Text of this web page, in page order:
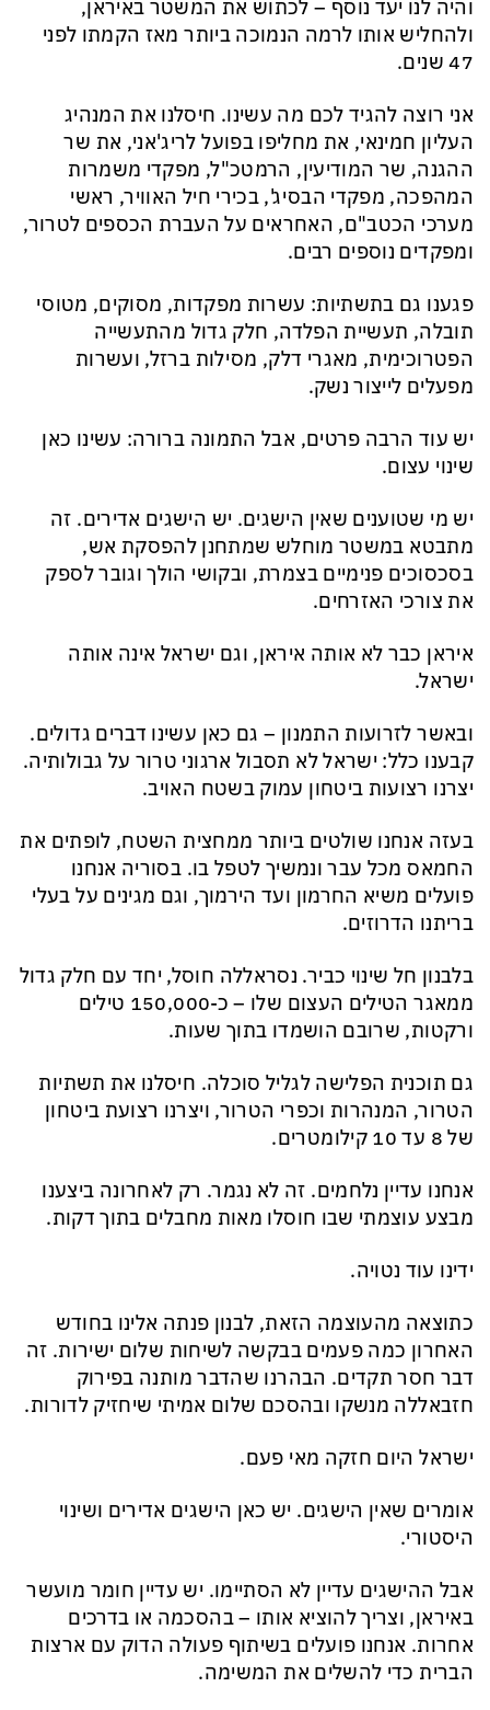
והיה לנו יעד נוסף – לכתוש את המשטר באיראן,
ולהחליש אותו לרמה הנמוכה ביותר מאז הקמתו לפני
47 שנים.
אני רוצה להגיד לכם מה עשינו. חיסלנו את המנהיג
העליון חמינאי, את מחליפו בפועל לריג'אני, את שר
ההגנה, שר המודיעין, הרמטכ"ל, מפקדי משמרות
המהפכה, מפקדי הבסיג', בכירי חיל האוויר, ראשי
מערכי הכטב"ם, האחראים על העברת הכספים לטרור,
ומפקדים נוספים רבים.
פגענו גם בתשתיות: עשרות מפקדות, מסוקים, מטוסי
תובלה, תעשיית הפלדה, חלק גדול מהתעשייה
הפטרוכימית, מאגרי דלק, מסילות ברזל, ועשרות
מפעלים לייצור נשק.
יש עוד הרבה פרטים, אבל התמונה ברורה: עשינו כאן
שינוי עצום.
יש מי שטוענים שאין הישגים. יש הישגים אדירים. זה
מתבטא במשטר מוחלש שמתחנן להפסקת אש,
בסכסוכים פנימיים בצמרת, ובקושי הולך וגובר לספק
את צורכי האזרחים.
איראן כבר לא אותה איראן, וגם ישראל אינה אותה
ישראל.
ובאשר לזרועות התמנון – גם כאן עשינו דברים גדולים.
קבענו כלל: ישראל לא תסבול ארגוני טרור על גבולותיה.
יצרנו רצועות ביטחון עמוק בשטח האויב.
בעזה אנחנו שולטים ביותר ממחצית השטח, לופתים את
החמאס מכל עבר ונמשיך לטפל בו. בסוריה אנחנו
פועלים משיא החרמון ועד הירמוך, וגם מגינים על בעלי
בריתנו הדרוזים.
בלבנון חל שינוי כביר. נסראללה חוסל, יחד עם חלק גדול
ממאגר הטילים העצום שלו – כ-150,000 טילים
ורקטות, שרובם הושמדו בתוך שעות.
גם תוכנית הפלישה לגליל סוכלה. חיסלנו את תשתיות
הטרור, המנהרות וכפרי הטרור, ויצרנו רצועת ביטחון
של 8 עד 10 קילומטרים.
אנחנו עדיין נלחמים. זה לא נגמר. רק לאחרונה ביצענו
מבצע עוצמתי שבו חוסלו מאות מחבלים בתוך דקות.
ידינו עוד נטויה.
כתוצאה מהעוצמה הזאת, לבנון פנתה אלינו בחודש
האחרון כמה פעמים בבקשה לשיחות שלום ישירות. זה
דבר חסר תקדים. הבהרנו שהדבר מותנה בפירוק
חזבאללה מנשקו ובהסכם שלום אמיתי שיחזיק לדורות.
ישראל היום חזקה מאי פעם.
אומרים שאין הישגים. יש כאן הישגים אדירים ושינוי
היסטורי.
אבל ההישגים עדיין לא הסתיימו. יש עדיין חומר מועשר
באיראן, וצריך להוציא אותו – בהסכמה או בדרכים
אחרות. אנחנו פועלים בשיתוף פעולה הדוק עם ארצות
הברית כדי להשלים את המשימה.